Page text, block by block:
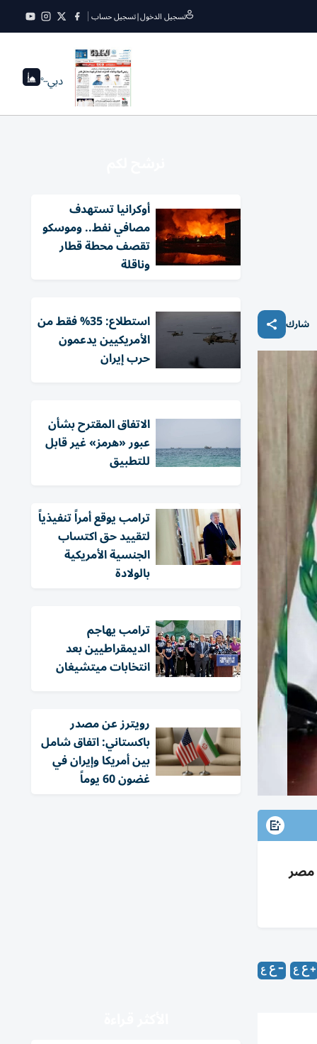
تسجيل الدخول|تسجيل حساب
دبي--°
شارك
مصر
أوكرانيا تستهدف
مصافي نفط.. وموسكو
تقصف محطة قطار
وناقلة
استطلاع: 35% فقط من
الأمريكيين يدعمون
حرب إيران
الاتفاق المقترح بشأن
عبور «هرمز» غير قابل
للتطبيق
ترامب يوقع أمراً تنفيذياً
لتقييد حق اكتساب
الجنسية الأمريكية
بالولادة
ترامب يهاجم
الديمقراطيين بعد
انتخابات ميتشيغان
‏رويترز عن مصدر
باكستاني: اتفاق شامل
بين أمريكا وإيران في
غضون 60 يوماً